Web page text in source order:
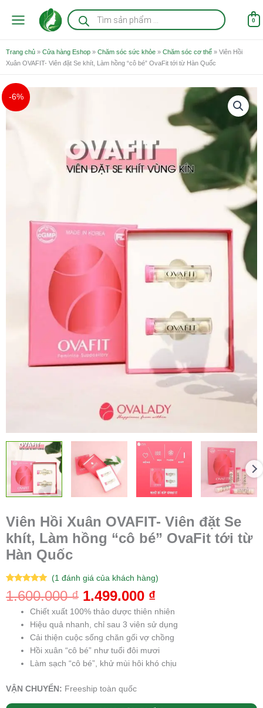
Tìm
kiếm
sản
0
Trang chủ » Cửa hàng Eshop » Chăm sóc sức khỏe » Chăm sóc cơ thể » Viên Hồi
Xuân OVAFIT- Viên đặt Se khít, Làm hồng “cô bé” OvaFit tới từ Hàn Quốc
-6%
Viên Hồi Xuân OVAFIT- Viên đặt Se
khít, Làm hồng “cô bé” OvaFit tới từ
Hàn Quốc
5.00trên 5
dựa trên
1
(1 đánh giá của khách hàng)
1.600.000₫ 1.499.000 ₫
hiện
tại
1.499.000 ₫.
Chiết xuất 100% thảo dược thiên nhiên
Hiệu quả nhanh, chỉ sau 3 viên sử dụng
Cải thiện cuộc sống chăn gối vợ chồng
Hồi xuân “cô bé” như tuổi đôi mươi
Làm sạch “cô bé”, khử mùi hôi khó chịu
VẬN CHUYỂN: Freeship toàn quốc